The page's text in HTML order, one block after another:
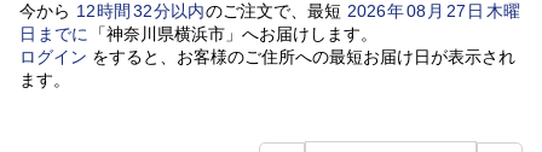
今から 12時間 32分以内のご注文で、最短 2026年08 月 27 日木曜
日 までに 「神奈川県横浜市」 へお届けします。
ログイン をすると、お客様のご住所への最短お届け日が表示され
ます。